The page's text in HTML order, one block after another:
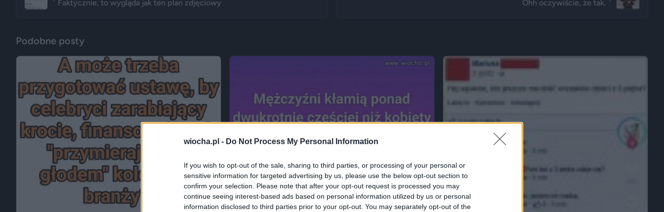
wiocha.pl - Do Not Process My Personal Information
If you wish to opt-out of the sale, sharing to third parties, or processing of your personal or
sensitive information for targeted advertising by us, please use the below opt-out section to
confirm your selection. Please note that after your opt-out request is processed you may
continue seeing interest-based ads based on personal information utilized by us or personal
information disclosed to third parties prior to your opt-out. You may separately opt-out of the
Faktycznie, to wygląda jak ten plan zdjęciowy Ohh oczywiście, że tak.
Podobne posty